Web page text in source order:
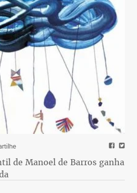
de Manoel de Barros ganha